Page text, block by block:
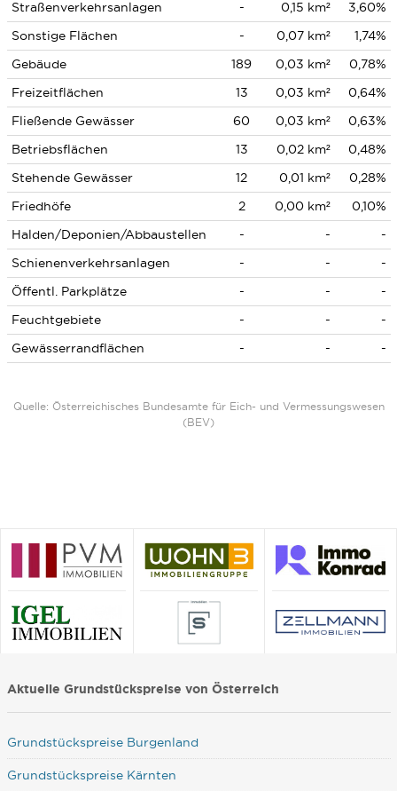
Straßenverkehrsanlagen - 0,15 km²
3,60%
Sonstige Flächen
- 0,07 km²
1,74%
Gebäude
189 0,03 km²
0,78%
Freizeitflächen
13 0,03 km²
0,64%
Fließende Gewässer
60 0,03 km²
0,63%
Betriebsflächen
13 0,02 km²
0,48%
Stehende Gewässer
12 0,01 km²
0,28%
Friedhöfe
2 0,00 km²
0,10%
Halden/Deponien/Abbaustellen
- -
-
Schienenverkehrsanlagen
- -
-
Öffentl. Parkplätze
- -
-
Feuchtgebiete
- -
-
Gewässerrandflächen
- - -
Quelle: Österreichisches Bundesamte für Eich- und Vermessungswesen
(BEV)
Aktuelle Grundstückspreise von Österreich
Grundstückspreise Burgenland
Grundstückspreise Kärnten